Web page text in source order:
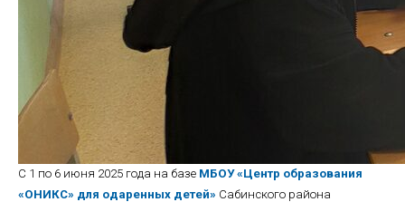
С 1 по 6 июня 2025 года на базе МБОУ «Центр образования
«ОНИКС» для одаренных детей» Сабинского района